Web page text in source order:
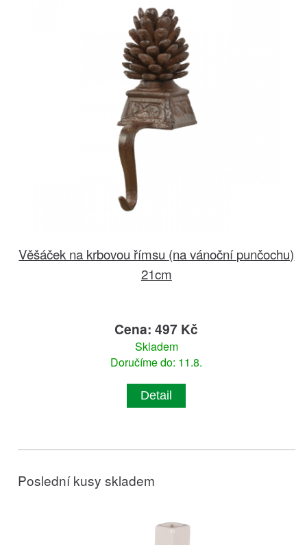
Věšáček na krbovou římsu (na vánoční punčochu)
21cm
Cena: 497 Kč
Skladem
Doručíme do: 11.8.
Detail
Poslední kusy skladem